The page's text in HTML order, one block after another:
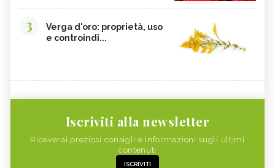
3
Verga d'oro: proprietà, uso
e controindi...
Iscriviti alla newsletter
Riceverai preziosi consigli e informazioni sugli ultimi
contenuti
ISCRIVITI